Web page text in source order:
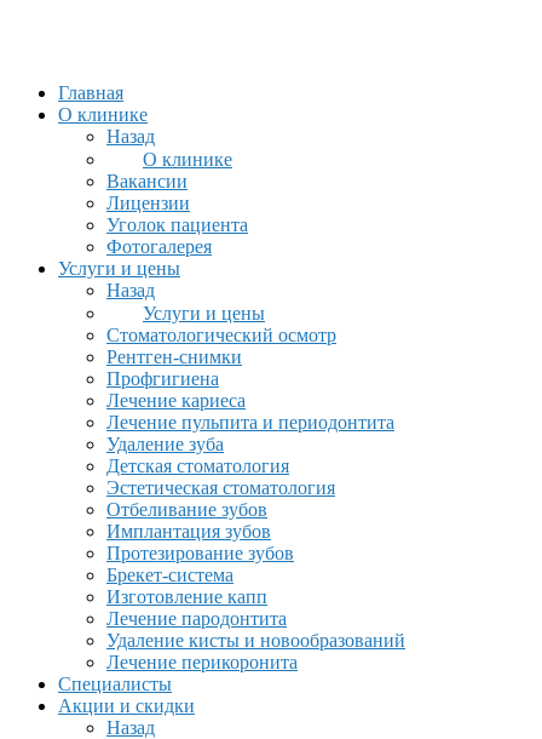
Главная
О клинике
Назад
О клинике
Вакансии
Лицензии
Уголок пациента
Фотогалерея
Услуги и цены
Назад
Услуги и цены
Стоматологический осмотр
Рентген-снимки
Профгигиена
Лечение кариеса
Лечение пульпита и периодонтита
Удаление зуба
Детская стоматология
Эстетическая стоматология
Отбеливание зубов
Имплантация зубов
Протезирование зубов
Брекет-система
Изготовление капп
Лечение пародонтита
Удаление кисты и новообразований
Лечение перикоронита
Специалисты
Акции и скидки
Назад